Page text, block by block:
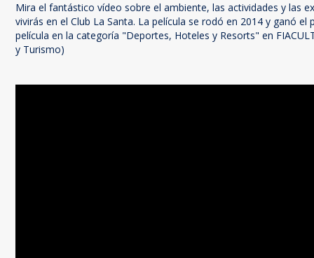
Mira el fantástico vídeo sobre el ambiente, las actividades y las
vivirás en el Club La Santa. La película se rodó en 2014 y ganó
película en la categoría "Deportes, Hoteles y Resorts" en
y Turismo)